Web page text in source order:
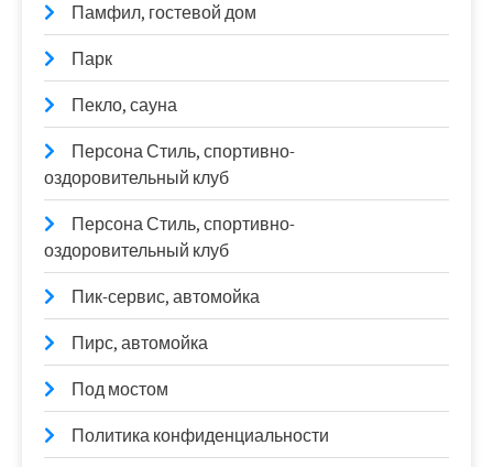
Памфил, гостевой дом
Парк
Пекло, сауна
Персона Стиль, спортивно-
оздоровительный клуб
Персона Стиль, спортивно-
оздоровительный клуб
Пик-сервис, автомойка
Пирс, автомойка
Под мостом
Политика конфиденциальности